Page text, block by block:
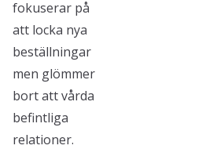
fokuserar på
att locka nya
beställningar
men glömmer
bort att vårda
befintliga
relationer.